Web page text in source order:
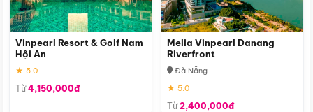
Vinpearl Resort & Golf Nam
Hội An
★ 5.0
Từ4,150,000đ
Melia Vinpearl Danang
Riverfront
Đà Nẵng
★ 5.0
Từ2,400,000đ